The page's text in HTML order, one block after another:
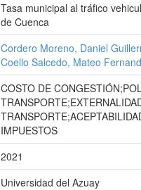
Tasa municipal al tráfico
de Cuenca
Cordero Moreno, Daniel
Coello Salcedo, Mateo
COSTO DE
IMPUESTOS
2021
Universidad del Azuay